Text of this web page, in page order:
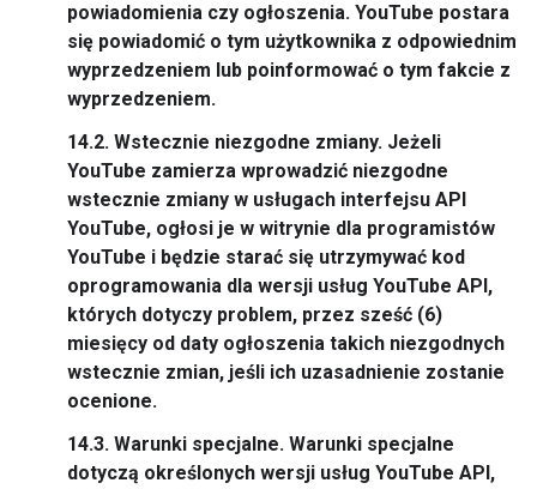
powiadomienia czy ogłoszenia. YouTube postara
się powiadomić o tym użytkownika z odpowiednim
wyprzedzeniem lub poinformować o tym fakcie z
wyprzedzeniem.
14.2. Wstecznie niezgodne zmiany. Jeżeli
YouTube zamierza wprowadzić niezgodne
wstecznie zmiany w usługach interfejsu API
YouTube, ogłosi je w witrynie dla programistów
YouTube i będzie starać się utrzymywać kod
oprogramowania dla wersji usług YouTube API,
których dotyczy problem, przez sześć (6)
miesięcy od daty ogłoszenia takich niezgodnych
wstecznie zmian, jeśli ich uzasadnienie zostanie
ocenione.
14.3. Warunki specjalne. Warunki specjalne
dotyczą określonych wersji usług YouTube API,